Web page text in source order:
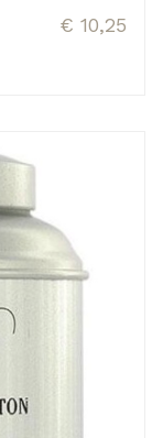
€ 10,25